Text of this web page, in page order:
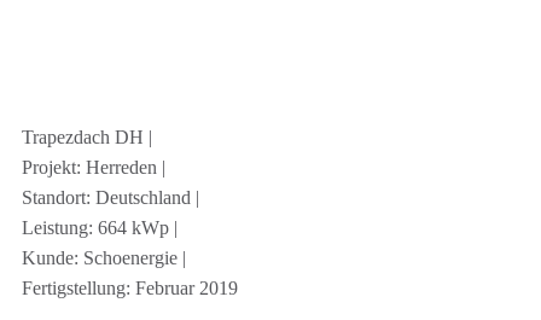
Trapezdach DH |
Projekt: Herreden |
Standort: Deutschland |
Leistung: 664 kWp |
Kunde: Schoenergie |
Fertigstellung: Februar 2019